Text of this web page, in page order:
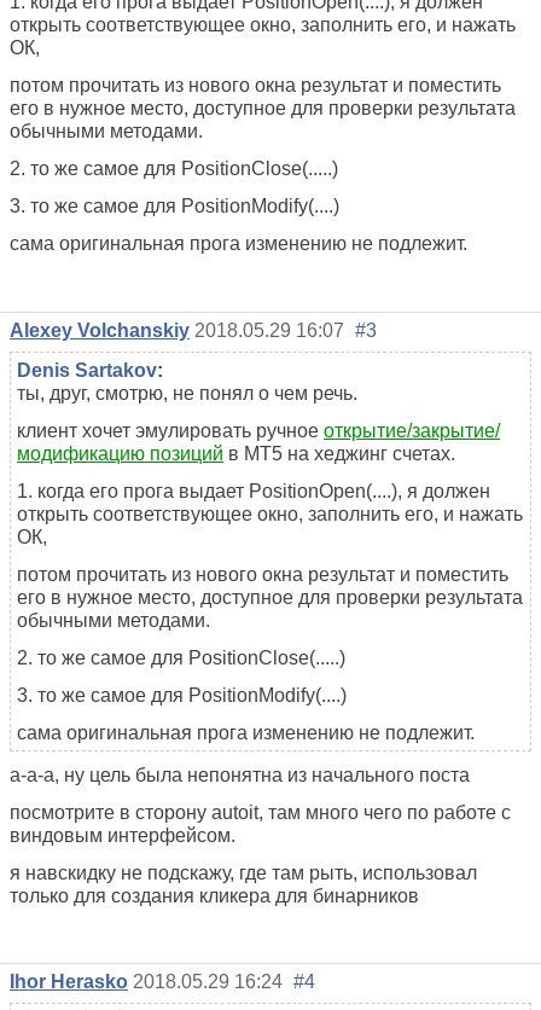
открыть соответствующее окно, заполнить его, и нажать
ОК,
потом прочитать из нового окна результат и поместить
его в нужное место, доступное для проверки результата
обычными методами.
2. то же самое для PositionClose(.....)
3. то же самое для PositionModify(....)
сама оригинальная прога изменению не подлежит.
Alexey Volchanskiy 2018.05.29 16:07 #3
Denis Sartakov:
ты, друг, смотрю, не понял о чем речь.
клиент хочет эмулировать ручное открытие/закрытие/
модификацию позиций в МТ5 на хеджинг счетах.
1. когда его прога выдает PositionOpen(....), я должен
открыть соответствующее окно, заполнить его, и нажать
ОК,
потом прочитать из нового окна результат и поместить
его в нужное место, доступное для проверки результата
обычными методами.
2. то же самое для PositionClose(.....)
3. то же самое для PositionModify(....)
сама оригинальная прога изменению не подлежит.
а-а-а, ну цель была непонятна из начального поста
посмотрите в сторону autoit, там много чего по работе с
виндовым интерфейсом.
я навскидку не подскажу, где там рыть, использовал
только для создания кликера для бинарников
Ihor Herasko 2018.05.29 16:24 #4